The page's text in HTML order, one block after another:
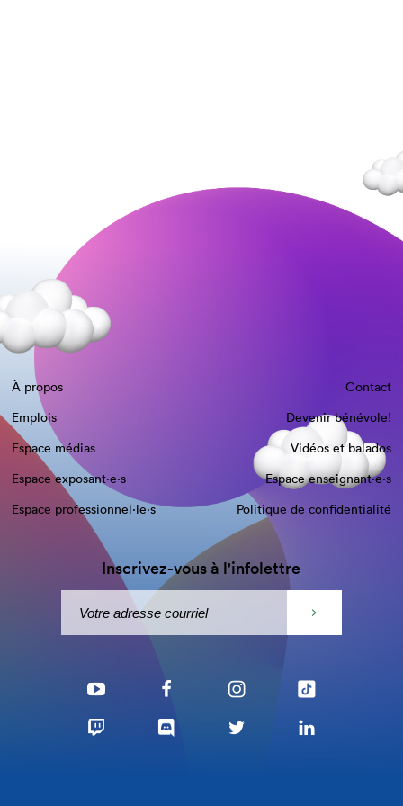
À propos
Contact
Emplois
Devenir bénévole!
Espace médias
Vidéos et balados
Espace exposant·e⋅s
Espace enseignant·e⋅s
Espace professionnel·le⋅s
Politique de confidentialité
Inscrivez-vous à l'infolettre